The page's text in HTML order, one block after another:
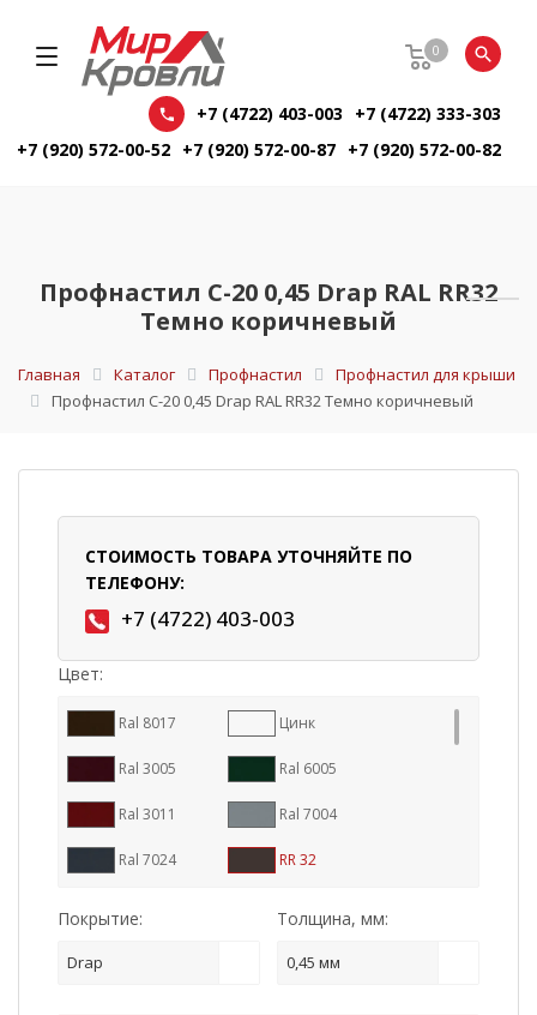
0
+7 (4722) 403-003
+7 (4722) 333-303
+7 (920) 572-00-52 +7 (920) 572-00-87 +7 (920) 572-00-82
Профнастил С-20 0,45 Drap RAL RR32
Темно коричневый
Главная Каталог Профнастил
Профнастил для крыши
Профнастил С-20 0,45 Drap RAL RR32 Темно коричневый
СТОИМОСТЬ ТОВАРА УТОЧНЯЙТЕ ПО
ТЕЛЕФОНУ:
+7 (4722) 403-003
Цвет:
Ral 8017 Цинк
Ral 3005 Ral 6005
Ral 3011 Ral 7004
Ral 7024 RR 32
Покрытие:
Drap
Толщина, мм:
0,45 мм